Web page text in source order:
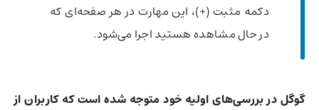
دکمه مثبت (+)، این مهارت در هر صفحه‌ای که
در حال مشاهده هستید اجرا می‌شود.
گوگل در بررسی‌های اولیه خود متوجه شده است که کاربران از